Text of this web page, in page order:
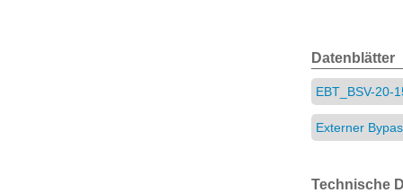
Datenblätter
EBT_BSV-20-
Externer
Technische